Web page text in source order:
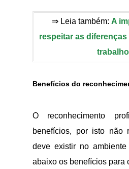
⇒ Leia também: A
respeitar as
trabalho
Benefícios do
O reconhecimento
benefícios, por isto não
deve existir no
abaixo os benefícios para